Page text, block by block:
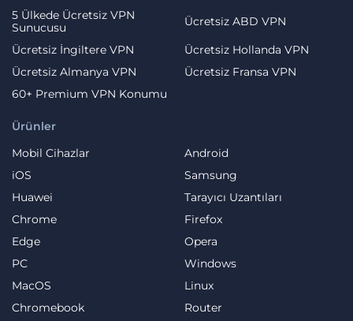
Ürünler
Mobil Cihazlar
Android
iOS
Samsung
Huawei
Tarayıcı Uzantıları
Chrome
Firefox
Edge
Opera
PC
Windows
MacOS
Linux
Chromebook
Router
5 Ülkede Ücretsiz VPN
Sunucusu
Ücretsiz ABD VPN
Ücretsiz İngiltere VPN
Ücretsiz Hollanda VPN
Ücretsiz Almanya VPN
Ücretsiz Fransa VPN
60+ Premium VPN Konumu